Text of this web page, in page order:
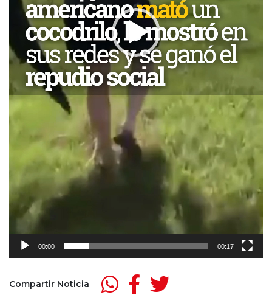
00:00 00:17
Compartir Noticia